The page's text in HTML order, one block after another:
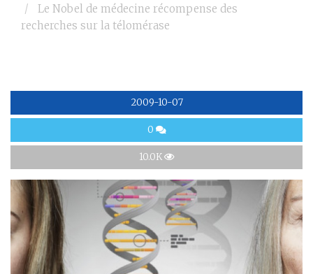
Le Nobel de médecine récompense des
recherches sur la télomérase
2009-10-07
0
10.0K